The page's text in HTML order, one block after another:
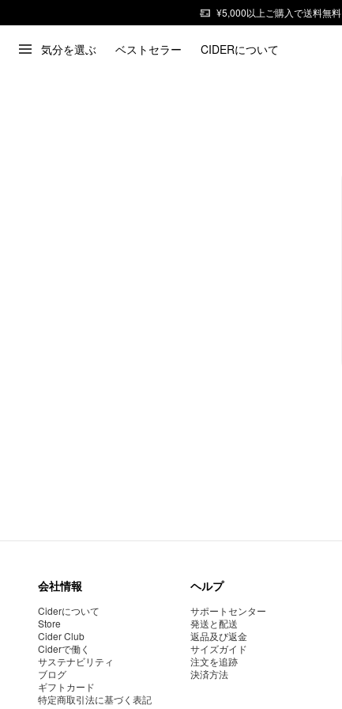
¥5,000以上ご購入で送料無料
気分を選ぶ ベストセラー CIDERについて
会社情報
Ciderについて
Store
Cider Club
Ciderで働く
サステナビリティ
ブログ
ギフトカード
特定商取引法に基づく表記
ヘルプ
サポートセンター
発送と配送
返品及び返金
サイズガイド
注文を追跡
決済方法